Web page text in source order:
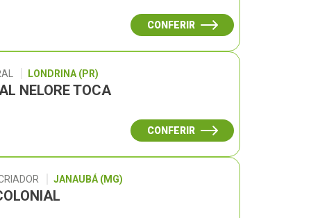
CONFERIR
LONDRINA (PR)
NELORE TOCA
CONFERIR
JANAUBÁ (MG)